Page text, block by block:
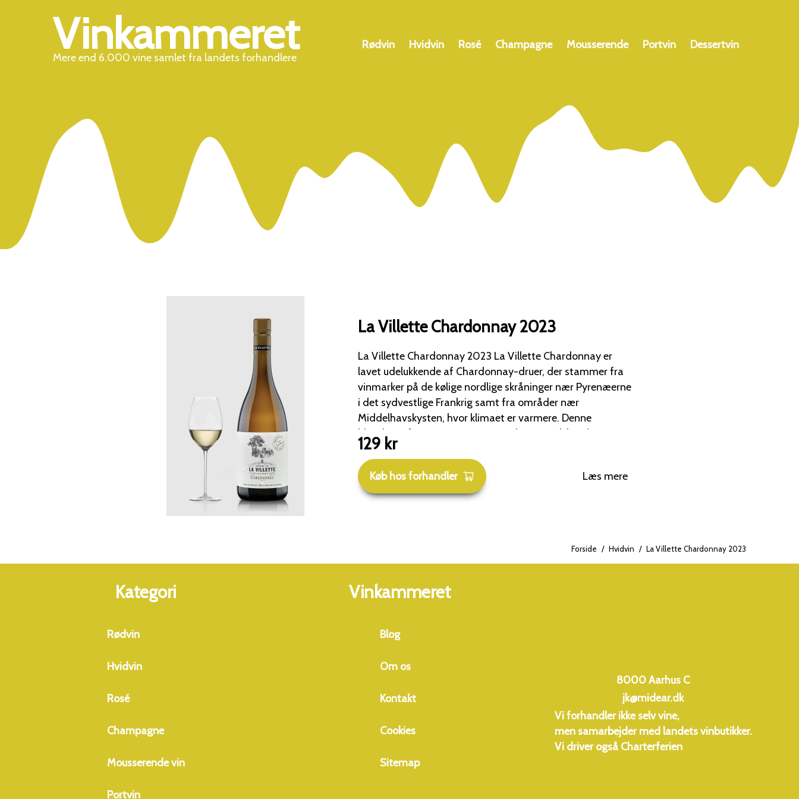
Vinkammeret
Mere end 6.000 vine samlet fra landets forhandlere
Rødvin Hvidvin Rosé Champagne Mousserende Portvin Dessertvin
La Villette Chardonnay 2023
La Villette Chardonnay 2023 La Villette Chardonnay er
lavet udelukkende af Chardonnay-druer, der stammer fra
vinmarker på de kølige nordlige skråninger nær Pyrenæerne
i det sydvestlige Frankrig samt fra områder nær
Middelhavskysten, hvor klimaet er varmere. Denne
blanding af terroirs giver vinen en harmonisk karakter.
Gæringsprocessen varer i 10-12 dage og finder sted i en
kombination af brugte franske og amerikanske
egetræsfade. For at bevare vinens naturlige syre og
friskhed gennemgår kun halvdelen af vinen malolaktisk
tør med en let saltet mineralitet og sprødhed, der ledsages
friskhed og fylde. Perfekt til skaldyr, fiskeretter eller lyst
129 kr
Køb hos forhandler Læs mere
Forside / Hvidvin / La Villette Chardonnay 2023
Kategori
Rødvin
Hvidvin
Rosé
Champagne
Mousserende vin
Portvin
Vinkammeret
Blog
Om os
Kontakt
Cookies
Sitemap
8000 Aarhus C
jk@midear.dk
Vi forhandler ikke selv vine,
men samarbejder med landets vinbutikker.
Vi driver også Charterferien